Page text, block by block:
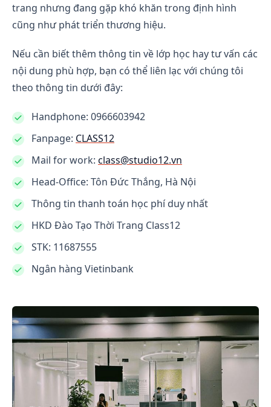
trang nhưng đang gặp khó khăn trong định hình
cũng như phát triển thương hiệu.
Nếu cần biết thêm thông tin về lớp học hay tư vấn các
nội dung phù hợp, bạn có thể liên lạc với chúng tôi
theo thông tin dưới đây:
Handphone: 0966603942
Fanpage: CLASS12
Mail for work: class@studio12.vn
Head-Office: Tôn Đức Thắng, Hà Nội
Thông tin thanh toán học phí duy nhất
HKD Đào Tạo Thời Trang Class12
STK: 11687555
Ngân hàng Vietinbank